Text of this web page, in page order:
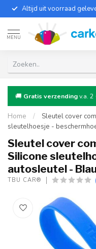
Altijd uit voorraad
MENU
🚚 Gratis verzendingv.a.
Home /
Sleutel cover
sleutelhoesje -
Sleutel cover
Silicone
autosleutel -
TBU CAR®